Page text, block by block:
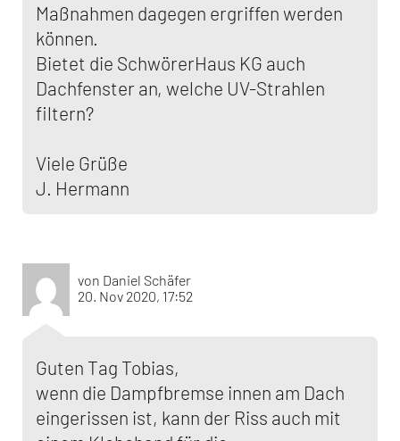
Maßnahmen dagegen ergriffen werden
können.
Bietet die SchwörerHaus KG auch
Dachfenster an, welche UV-Strahlen
filtern?
Viele Grüße
J. Hermann
von Daniel Schäfer
20. Nov 2020, 17:52
Guten Tag Tobias,
wenn die Dampfbremse innen am Dach
eingerissen ist, kann der Riss auch mit